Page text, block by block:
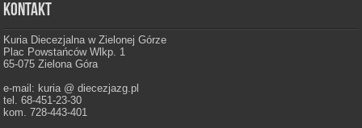
Kontakt
Kuria Diecezjalna w Zielonej Górze
Plac Powstańców Wlkp. 1
65-075 Zielona Góra
e-mail: kuria @ diecezjazg.pl
tel. 68-451-23-30
kom. 728-443-401